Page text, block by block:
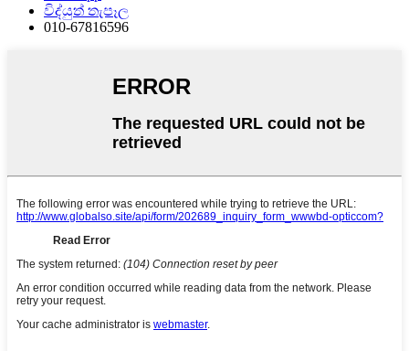
විද්යුත් තැපෑල
010-67816596